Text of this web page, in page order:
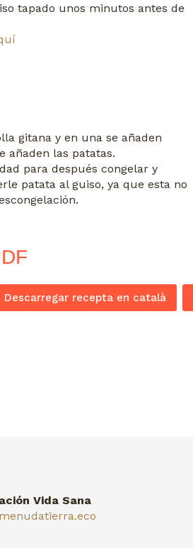
tapado unos minutos antes de
gitana y en una se añaden
añaden las patatas.
para después congelar y
patata al guiso, ya que esta no
Descarregar recepta en català
Vida Sana